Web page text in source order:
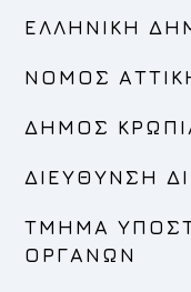
ΕΛΛΗΝΙΚΗ
ΝΟΜΟΣ
ΔΗΜΟΣ
ΔΙΕΥΘΥΝΣΗ
ΤΜΗΜΑ
ΟΡΓΑΝΩΝ